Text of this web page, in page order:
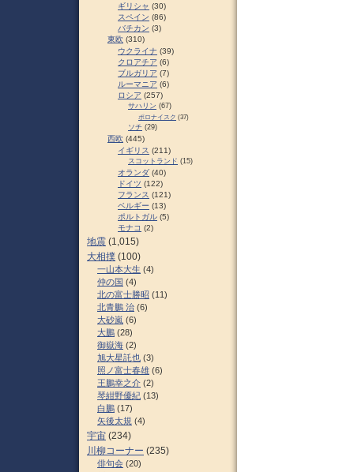
ギリシャ (30)
スペイン (86)
バチカン (3)
東欧 (310)
ウクライナ (39)
クロアチア (6)
ブルガリア (7)
ルーマニア (6)
ロシア (257)
サハリン (67)
ポロナイスク (37)
ソチ (29)
西欧 (445)
イギリス (211)
スコットランド (15)
オランダ (40)
ドイツ (122)
フランス (121)
ベルギー (13)
ポルトガル (5)
モナコ (2)
地震 (1,015)
大相撲 (100)
一山本大生 (4)
仲の国 (4)
北の富士勝昭 (11)
北青鵬 治 (6)
大砂嵐 (6)
大鵬 (28)
御嶽海 (2)
旭大星託也 (3)
照ノ富士春雄 (6)
王鵬幸之介 (2)
琴紺野優紀 (13)
白鵬 (17)
矢後太規 (4)
宇宙 (234)
川柳コーナー (235)
俳句会 (20)